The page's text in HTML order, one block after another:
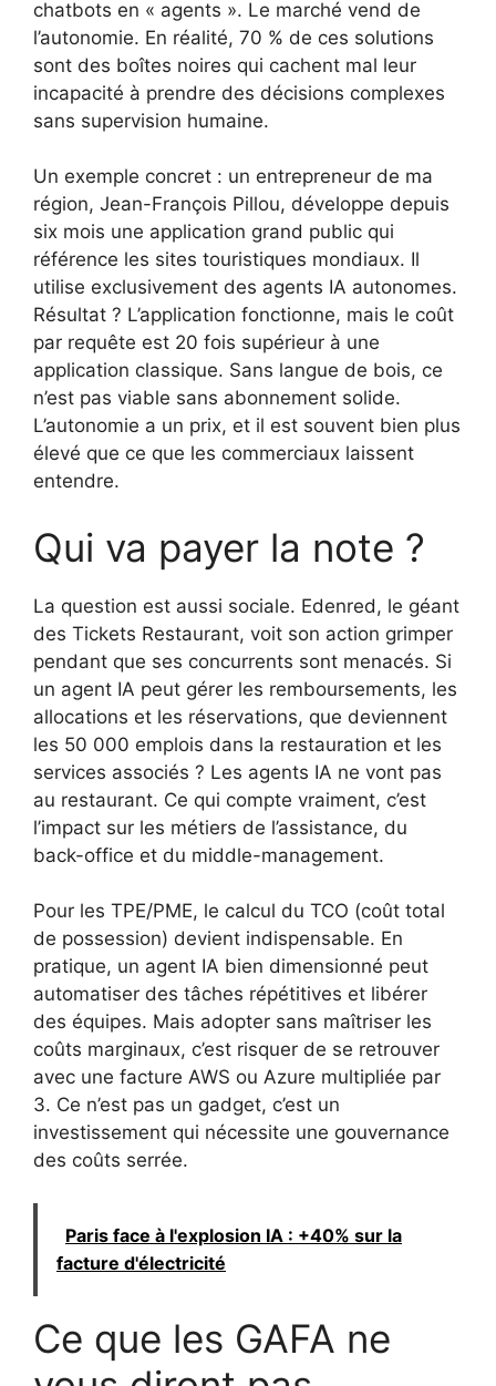
chatbots en « agents ». Le marché vend de
l’autonomie. En réalité, 70 % de ces solutions
sont des boîtes noires qui cachent mal leur
incapacité à prendre des décisions complexes
sans supervision humaine.
Un exemple concret : un entrepreneur de ma
région, Jean-François Pillou, développe depuis
six mois une application grand public qui
référence les sites touristiques mondiaux. Il
utilise exclusivement des agents IA autonomes.
Résultat ? L’application fonctionne, mais le coût
par requête est 20 fois supérieur à une
application classique. Sans langue de bois, ce
n’est pas viable sans abonnement solide.
L’autonomie a un prix, et il est souvent bien plus
élevé que ce que les commerciaux laissent
entendre.
Qui va payer la note ?
La question est aussi sociale. Edenred, le géant
des Tickets Restaurant, voit son action grimper
pendant que ses concurrents sont menacés. Si
un agent IA peut gérer les remboursements, les
allocations et les réservations, que deviennent
les 50 000 emplois dans la restauration et les
services associés ? Les agents IA ne vont pas
au restaurant. Ce qui compte vraiment, c’est
l’impact sur les métiers de l’assistance, du
back-office et du middle-management.
Pour les TPE/PME, le calcul du TCO (coût total
de possession) devient indispensable. En
pratique, un agent IA bien dimensionné peut
automatiser des tâches répétitives et libérer
des équipes. Mais adopter sans maîtriser les
coûts marginaux, c’est risquer de se retrouver
avec une facture AWS ou Azure multipliée par
3. Ce n’est pas un gadget, c’est un
investissement qui nécessite une gouvernance
des coûts serrée.
Paris face à l'explosion IA : +40% sur la
facture d'électricité
Ce que les GAFA ne